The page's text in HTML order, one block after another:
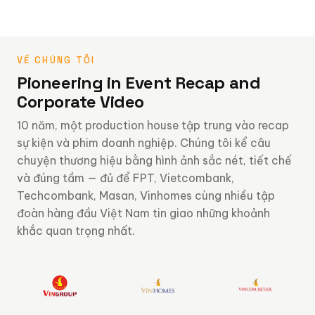
VỀ CHÚNG TÔI
Pioneering in Event Recap and
Corporate Video
10 năm, một production house tập trung vào recap
sự kiện và phim doanh nghiệp. Chúng tôi kể câu
chuyện thương hiệu bằng hình ảnh sắc nét, tiết chế
và đúng tầm — đủ để FPT, Vietcombank,
Techcombank, Masan, Vinhomes cùng nhiều tập
đoàn hàng đầu Việt Nam tin giao những khoảnh
khắc quan trọng nhất.